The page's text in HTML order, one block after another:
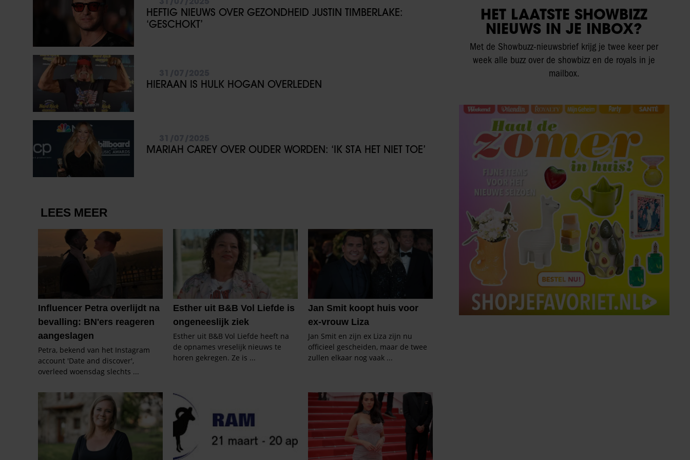
HEFTIG NIEUWS OVER GEZONDHEID JUSTIN TIMBERLAKE:
‘GESCHOKT’
HIERAAN IS HULK HOGAN OVERLEDEN
MARIAH CAREY OVER OUDER WORDEN: ‘IK STA HET NIET TOE’
HET LAATSTE SHOWBIZZ
NIEUWS IN JE INBOX?
Met de Showbuzz-nieuwsbrief krijg je twee keer per
week alle buzz over de showbizz en de royals in je
mailbox.